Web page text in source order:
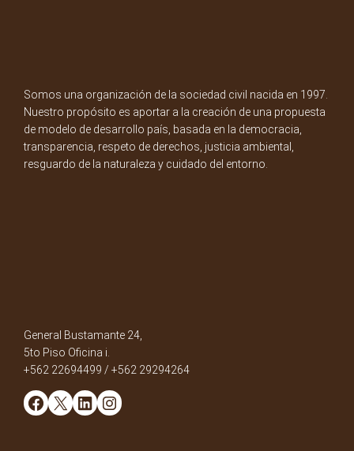
Somos una organización de la sociedad civil nacida en 1997.
Nuestro propósito es aportar a la creación de una propuesta
de modelo de desarrollo país, basada en la democracia,
transparencia, respeto de derechos, justicia ambiental,
resguardo de la naturaleza y cuidado del entorno.
General Bustamante 24,
5to Piso Oficina i.
+562 22694499 / +562 29294264